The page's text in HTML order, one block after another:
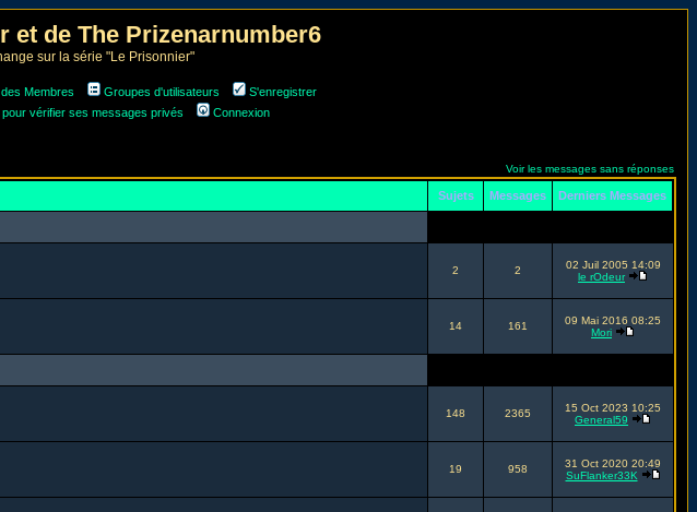
et de The Prizenarnumber6
sur la série "Le Prisonnier"
Membres Groupes d'utilisateurs
S'enregistrer
vérifier ses messages privés Connexion
Voir les messages sans réponses
Sujets Messages Derniers Messages
2 2
02 Juil 2005 14:09
le rOdeur
14 161
09 Mai 2016 08:25
Mori
148 2365
15 Oct 2023 10:25
General59
19 958
31 Oct 2020 20:49
SuFlanker33K